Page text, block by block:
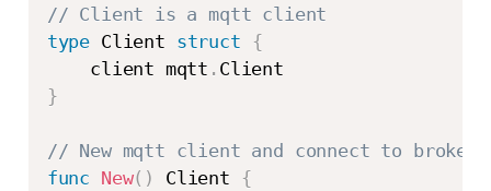
// Client is a mqtt client
type Client struct
{
    client mqtt
.
}
// New mqtt client and connect to broker
func New( ) Client
{